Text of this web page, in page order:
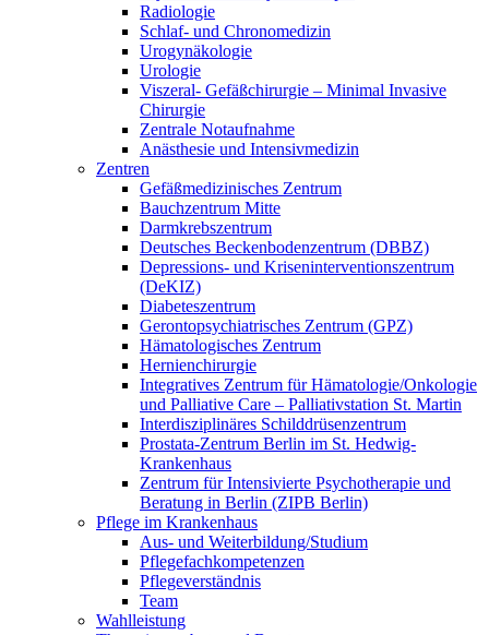
Radiologie
Schlaf- und Chronomedizin
Urogynäkologie
Urologie
Viszeral- Gefäßchirurgie – Minimal Invasive
Chirurgie
Zentrale Notaufnahme
Anästhesie und Intensivmedizin
Zentren
Gefäßmedizinisches Zentrum
Bauchzentrum Mitte
Darmkrebszentrum
Deutsches Beckenbodenzentrum (DBBZ)
Depressions- und Kriseninterventionszentrum
(DeKIZ)
Diabeteszentrum
Gerontopsychiatrisches Zentrum (GPZ)
Hämatologisches Zentrum
Hernienchirurgie
Integratives Zentrum für Hämatologie/Onkologie
und Palliative Care – Palliativstation St. Martin
Interdisziplinäres Schilddrüsenzentrum
Prostata-Zentrum Berlin im St. Hedwig-
Krankenhaus
Zentrum für Intensivierte Psychotherapie und
Beratung in Berlin (ZIPB Berlin)
Pflege im Krankenhaus
Aus- und Weiterbildung/Studium
Pflegefachkompetenzen
Pflegeverständnis
Team
Wahlleistung